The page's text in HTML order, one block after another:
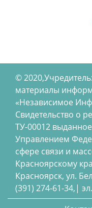
©
материалы
«Независимое
Свидетельство о
ТУ-00012
Управлением
сфере связи и
Красноярскому
Красноярск, ул.
(391) 274-61-34,|